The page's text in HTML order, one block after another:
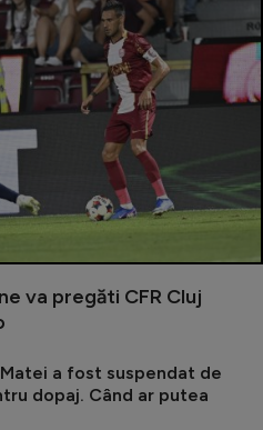
va pregăti CFR Cluj
a fost suspendat de
dopaj. Când ar putea